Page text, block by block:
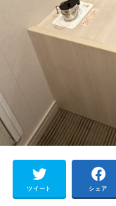
ツイート シェア